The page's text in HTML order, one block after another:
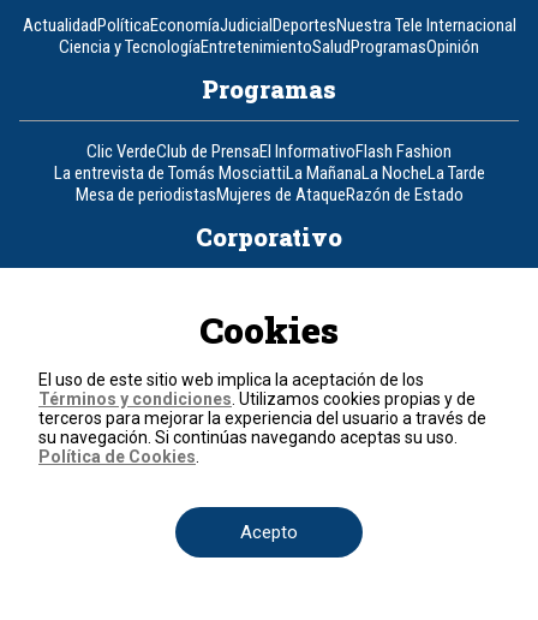
ActualidadPolíticaEconomíaJudicialDeportesNuestra Tele Internacional
Ciencia y TecnologíaEntretenimientoSaludProgramasOpinión
Programas
Clic VerdeClub de PrensaEl InformativoFlash Fashion
La entrevista de Tomás MosciattiLa MañanaLa NocheLa Tarde
Mesa de periodistasMujeres de AtaqueRazón de Estado
Corporativo
Informe de sostenibilidadCódigo de autorregulación
Ventas InternacionalesLínea ÉticaPrensa RCN
Visite también
Canal RCNNoticias RCNRCN RadioLa RepúblicaRCN Comerciales
Nuestra Tele Internacional
Contáctenos
Cookies
El uso de este sitio web implica la aceptación de los
Términos y condiciones . Utilizamos cookies propias y de
terceros para mejorar la experiencia del usuario a través de
su navegación. Si continúas navegando aceptas su uso.
Política de Cookies
Acepto